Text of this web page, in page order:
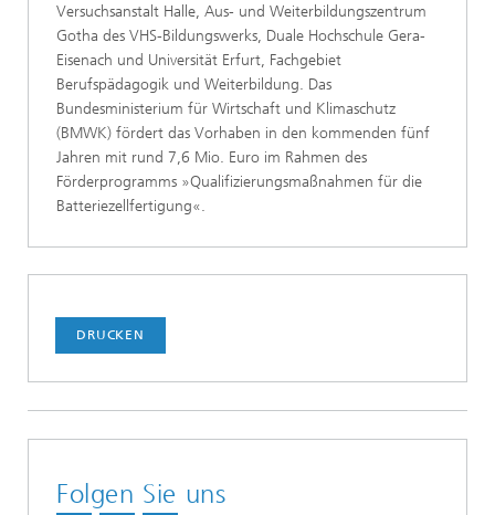
Versuchsanstalt Halle, Aus- und Weiterbildungszentrum
Gotha des VHS-Bildungswerks, Duale Hochschule Gera-
Eisenach und Universität Erfurt, Fachgebiet
Berufspädagogik und Weiterbildung. Das
Bundesministerium für Wirtschaft und Klimaschutz
(BMWK) fördert das Vorhaben in den kommenden fünf
Jahren mit rund 7,6 Mio. Euro im Rahmen des
Förderprogramms »Qualifizierungsmaßnahmen für die
Batteriezellfertigung«.
DRUCKEN
Folgen Sie uns